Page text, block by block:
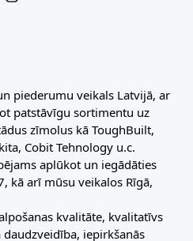
piederumu veikals Latvijā, ar
patstāvīgu sortimentu uz
zīmolus kā ToughBuilt,
Cobit Tehnology u.c.
aplūkot un iegādāties
kā arī mūsu veikalos Rīgā,
kvalitāte, kvalitatīvs
iepirkšanās